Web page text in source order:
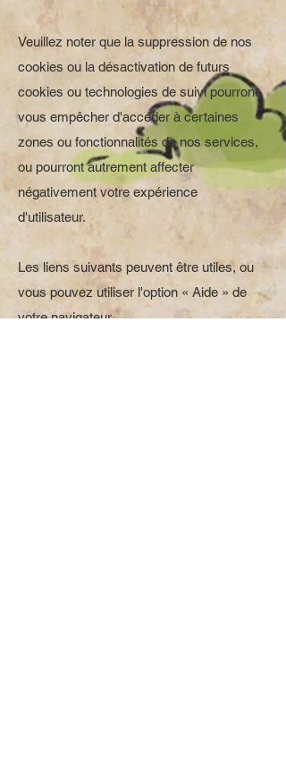
Veuillez noter que la suppression de nos
cookies ou la désactivation de futurs
cookies ou technologies de suivi pourront
vous empêcher d'accéder à certaines
zones ou fonctionnalités de nos services,
ou pourront autrement affecter
négativement votre expérience
d'utilisateur.
Les liens suivants peuvent être utiles, ou
vous pouvez utiliser l'option « Aide » de
votre navigateur.